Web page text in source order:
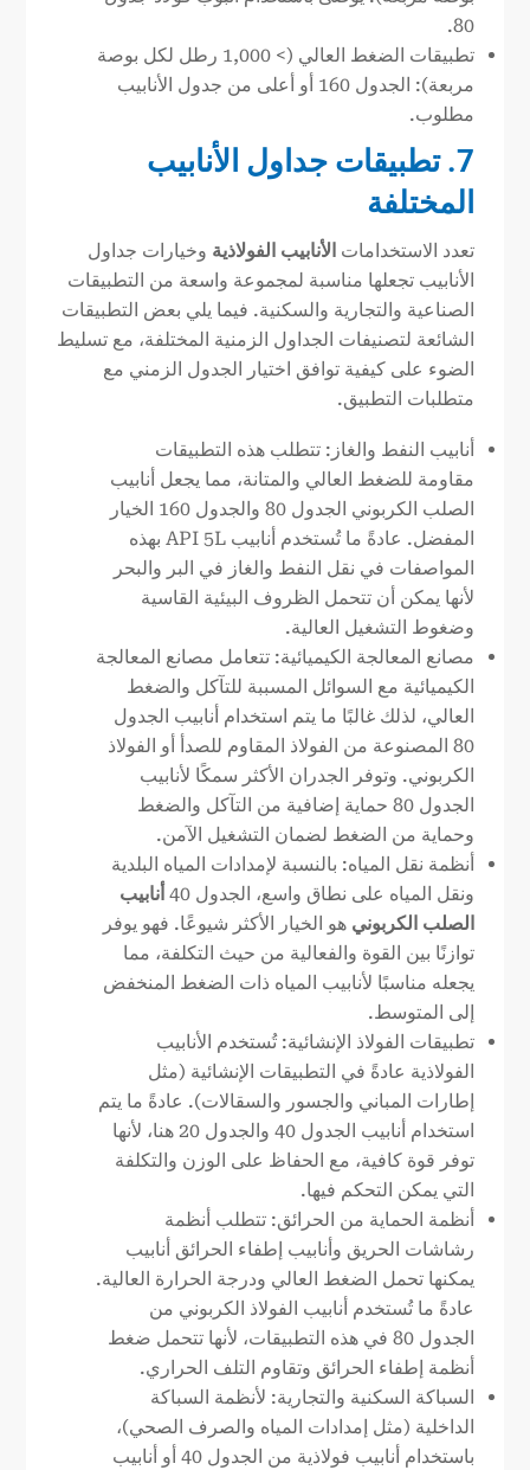
80.
تطبيقات الضغط العالي (> 1,000 رطل لكل بوصة
مربعة): الجدول 160 أو أعلى من جدول الأنابيب
مطلوب.
7. تطبيقات جداول الأنابيب
المختلفة
تعدد الاستخدامات الأنابيب الفولاذية وخيارات جداول
الأنابيب تجعلها مناسبة لمجموعة واسعة من التطبيقات
الصناعية والتجارية والسكنية. فيما يلي بعض التطبيقات
الشائعة لتصنيفات الجداول الزمنية المختلفة، مع تسليط
الضوء على كيفية توافق اختيار الجدول الزمني مع
متطلبات التطبيق.
أنابيب النفط والغاز: تتطلب هذه التطبيقات
مقاومة للضغط العالي والمتانة، مما يجعل أنابيب
الصلب الكربوني الجدول 80 والجدول 160 الخيار
المفضل. عادةً ما تُستخدم أنابيب API 5L بهذه
المواصفات في نقل النفط والغاز في البر والبحر
لأنها يمكن أن تتحمل الظروف البيئية القاسية
وضغوط التشغيل العالية.
مصانع المعالجة الكيميائية: تتعامل مصانع المعالجة
الكيميائية مع السوائل المسببة للتآكل والضغط
العالي، لذلك غالبًا ما يتم استخدام أنابيب الجدول
80 المصنوعة من الفولاذ المقاوم للصدأ أو الفولاذ
الكربوني. وتوفر الجدران الأكثر سمكًا لأنابيب
الجدول 80 حماية إضافية من التآكل والضغط
وحماية من الضغط لضمان التشغيل الآمن.
أنظمة نقل المياه: بالنسبة لإمدادات المياه البلدية
ونقل المياه على نطاق واسع، الجدول 40
أنابيب
الصلب الكربوني هو الخيار الأكثر شيوعًا. فهو يوفر
توازنًا بين القوة والفعالية من حيث التكلفة، مما
يجعله مناسبًا لأنابيب المياه ذات الضغط المنخفض
إلى المتوسط.
تطبيقات الفولاذ الإنشائية: تُستخدم الأنابيب
الفولاذية عادةً في التطبيقات الإنشائية (مثل
إطارات المباني والجسور والسقالات). عادةً ما يتم
استخدام أنابيب الجدول 40 والجدول 20 هنا، لأنها
توفر قوة كافية، مع الحفاظ على الوزن والتكلفة
التي يمكن التحكم فيها.
أنظمة الحماية من الحرائق: تتطلب أنظمة
رشاشات الحريق وأنابيب إطفاء الحرائق أنابيب
يمكنها تحمل الضغط العالي ودرجة الحرارة العالية.
عادةً ما تُستخدم أنابيب الفولاذ الكربوني من
الجدول 80 في هذه التطبيقات، لأنها تتحمل ضغط
أنظمة إطفاء الحرائق وتقاوم التلف الحراري.
السباكة السكنية والتجارية: لأنظمة السباكة
الداخلية (مثل إمدادات المياه والصرف الصحي)،
باستخدام أنابيب فولاذية من الجدول 40 أو أنابيب